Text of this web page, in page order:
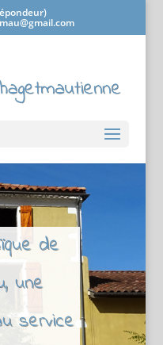
de
une
service